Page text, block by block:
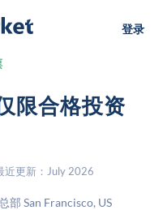
登录
限合格投资
近更新：July 2026
总部 San Francisco, US